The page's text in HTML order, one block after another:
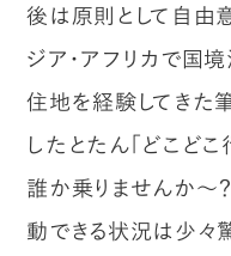
後は原則として自由
ジア・アフリカで国
住地を経験してきた
したとたん「どこど
誰か乗りませんか～
動できる状況は少々